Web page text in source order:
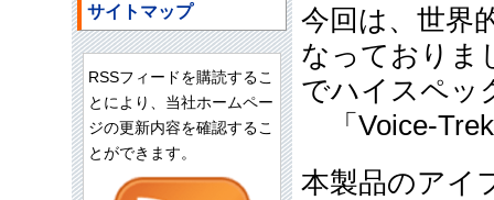
今回は、世界
なっておりま
でハイスペッ
「
本製品のアイ
サイトマップ
RSSフィードを購読するこ
とにより、当社ホームペー
ジの更新内容を確認するこ
とができます。